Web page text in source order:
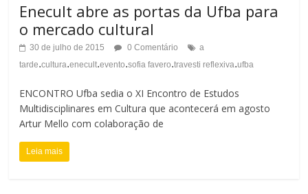
Enecult abre as portas da Ufba para
o mercado cultural
30 de julho de 2015 0 Comentário
a
tarde.cultura.enecult.evento.sofia favero.travesti reflexiva.ufba
ENCONTRO Ufba sedia o XI Encontro de Estudos
Multidisciplinares em Cultura que acontecerá em agosto
Artur Mello com colaboração de
Leia mais